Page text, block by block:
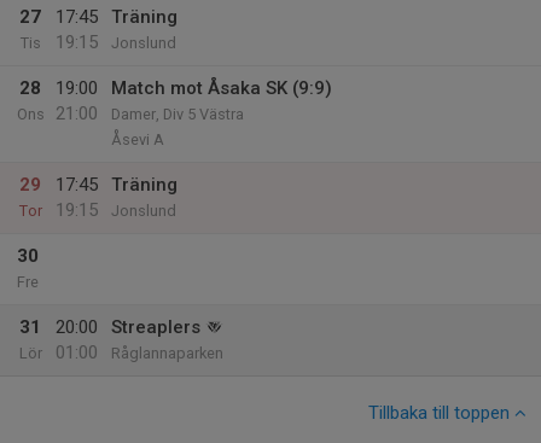
27
Tis
17:45
19:15
Träning
Jonslund
28
Ons
19:00
21:00
Match mot Åsaka SK (9:9)
Damer, Div 5 Västra
Åsevi A
29
Tor
17:45
19:15
Träning
Jonslund
30
Fre
31
Lör
20:00
01:00
Streaplers
Råglannaparken
Tillbaka till toppen